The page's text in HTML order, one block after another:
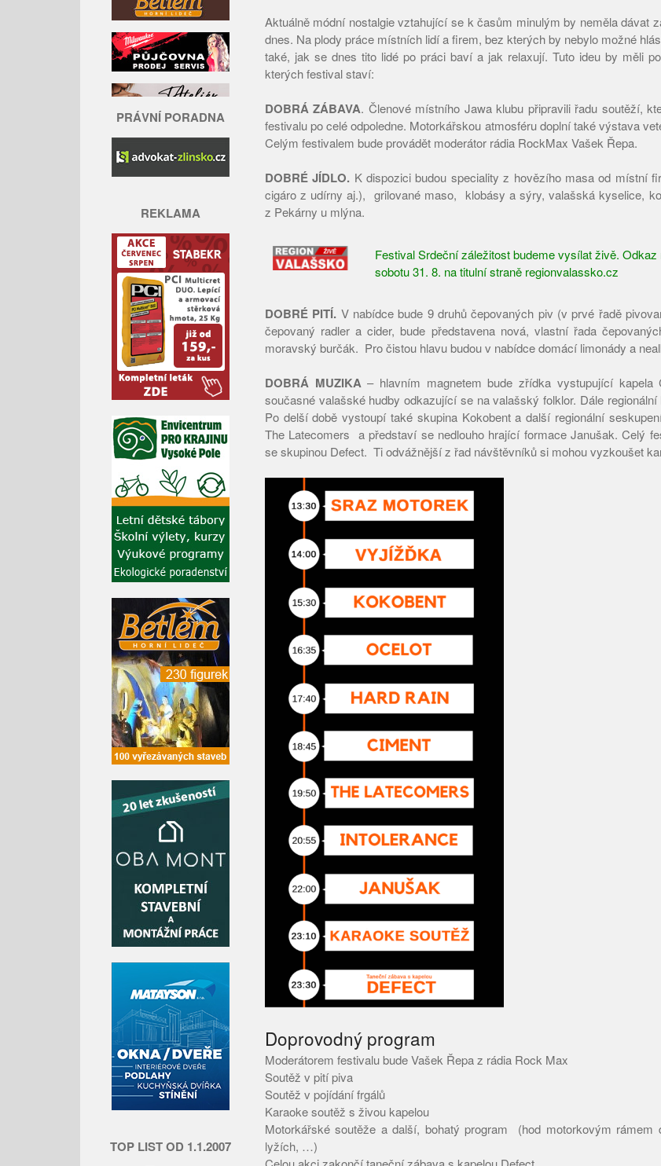
PRÁVNÍ PORADNA
REKLAMA
TOP LIST OD 1.1.2007
Aktuálně módní nostalgie vztahující se k časům minulým by neměla dávat
dnes. Na plody práce místních lidí a firem, bez kterých by nebylo možné
také, jak se dnes tito lidé po práci baví a jak relaxují. Tuto ideu by měli
kterých festival staví:
DOBRÁ ZÁBAVA. Členové místního Jawa klubu připravili řadu soutěží,
festivalu po celé odpoledne. Motorkářskou atmosféru doplní také výstava
Celým festivalem bude provádět moderátor rádia RockMax Vašek Řepa.
DOBRÉ JÍDLO. K dispozici budou speciality z hovězího masa od místní
cigáro z udírny aj.), grilované maso, klobásy a sýry, valašská kyselice,
z Pekárny u mlýna.
Festival Srdeční záležitost budeme vysílat živě.
sobotu 31. 8. na titulní straně regionvalassko.cz
DOBRÉ PITÍ. V nabídce bude 9 druhů čepovaných piv (v prvé řadě
čepovaný radler a cider, bude představena nová, vlastní řada
moravský burčák. Pro čistou hlavu budou v nabídce domácí limonády a
DOBRÁ MUZIKA – hlavním magnetem bude zřídka vystupující kapela
současné valašské hudby odkazující se na valašský folklor. Dále
Po delší době vystoupí také skupina Kokobent a další regionální
The Latecomers a představí se nedlouho hrající formace Janušak. Celý
se skupinou Defect. Ti odvážnější z řad návštěvníků si mohou vyzkoušet
Doprovodný program
Moderátorem festivalu bude Vašek Řepa z rádia Rock Max
Soutěž v pití piva
Soutěž v pojídání frgálů
Karaoke soutěž s živou kapelou
Motorkářské soutěže a další, bohatý program (hod motorkovým rámem
lyžích, …)